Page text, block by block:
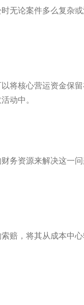
无论案件多么复杂
将核心营运资金保
动中。
务资源来解决这一问
赔，将其从成本中